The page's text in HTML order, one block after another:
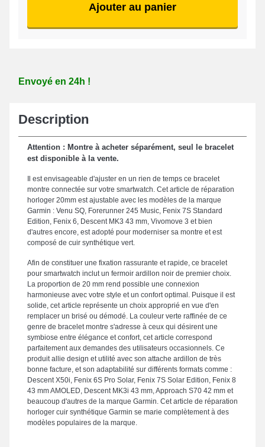
Ajouter au panier
Envoyé en 24h !
Description
Attention : Montre à acheter séparément, seul le bracelet
est disponible à la vente.
Il est envisageable d'ajuster en un rien de temps ce bracelet
montre connectée sur votre smartwatch. Cet article de réparation
horloger 20mm est ajustable avec les modèles de la marque
Garmin : Venu SQ, Forerunner 245 Music, Fenix 7S Standard
Edition, Fenix 6, Descent MK3 43 mm, Vivomove 3 et bien
d'autres encore, est adopté pour moderniser sa montre et est
composé de cuir synthétique vert.
Afin de constituer une fixation rassurante et rapide, ce bracelet
pour smartwatch inclut un fermoir ardillon noir de premier choix.
La proportion de 20 mm rend possible une connexion
harmonieuse avec votre style et un confort optimal. Puisque il est
solide, cet article représente un choix approprié en vue d'en
remplacer un brisé ou démodé. La couleur verte raffinée de ce
genre de bracelet montre s'adresse à ceux qui désirent une
symbiose entre élégance et confort, cet article correspond
parfaitement aux demandes des utilisateurs occasionnels. Ce
produit allie design et utilité avec son attache ardillon de très
bonne facture, et son adaptabilité sur différents formats comme :
Descent X50i, Fenix 6S Pro Solar, Fenix 7S Solar Edition, Fenix 8
43 mm AMOLED, Descent MK3i 43 mm, Approach S70 42 mm et
beaucoup d'autres de la marque Garmin. Cet article de réparation
horloger cuir synthétique Garmin se marie complètement à des
modèles populaires de la marque.